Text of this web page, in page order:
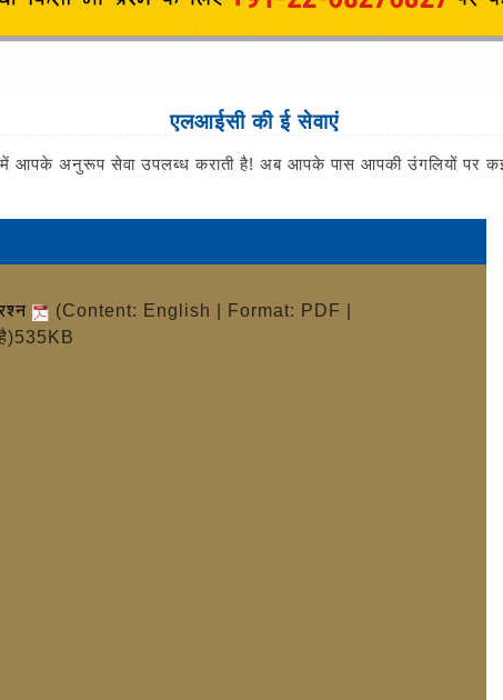
एलआईसी की ई सेवाएं
अनुरूप सेवा उपलब्ध कराती है! अब आपके पास आपकी उंगलियों पर कई
(Content: English | Format: PDF |